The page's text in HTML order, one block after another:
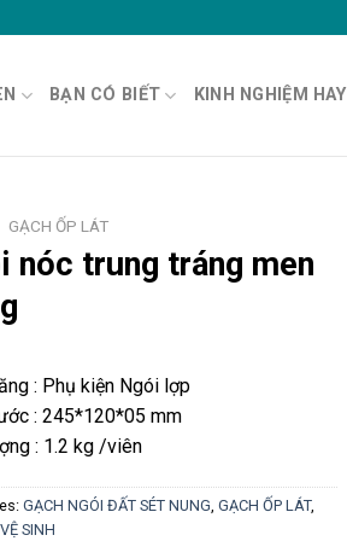
BẠN CÓ BIẾT KINH NGHIỆM HAY
GẠCH ỐP LÁT
nóc trung tráng men
: Phụ kiện Ngói lợp
: 245*120*05 mm
: 1.2 kg /viên
GẠCH NGÓI ĐẤT SÉT NUNG GẠCH ỐP LÁT,
SINH